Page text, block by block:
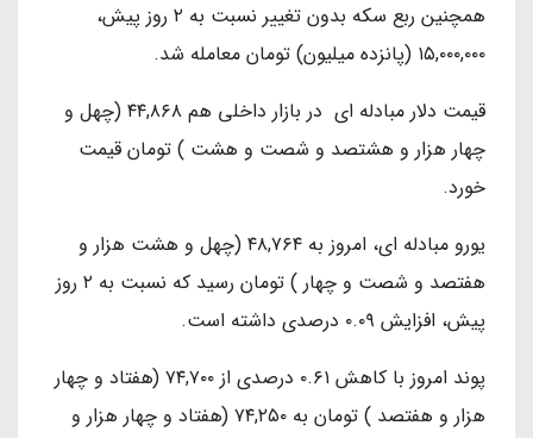
همچنین ربع سکه بدون تغییر نسبت به ۲ روز پیش،
۱۵,۰۰۰,۰۰۰ (پانزده میلیون) تومان معامله شد.
قیمت دلار مبادله ای در بازار داخلی هم ۴۴,۸۶۸ (چهل و
چهار هزار و هشتصد و شصت و هشت ) تومان قیمت
خورد.
یورو مبادله ای، امروز به ۴۸,۷۶۴ (چهل و هشت هزار و
هفتصد و شصت و چهار ) تومان رسید که نسبت به ۲ روز
پیش، افزایش ۰.۰۹ درصدی داشته است.
پوند امروز با کاهش ۰.۶۱ درصدی از ۷۴,۷۰۰ (هفتاد و چهار
هزار و هفتصد ) تومان به ۷۴,۲۵۰ (هفتاد و چهار هزار و